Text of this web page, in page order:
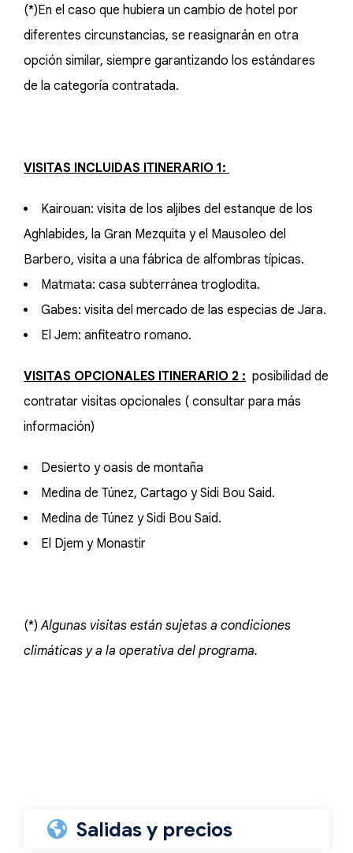
(*)En el caso que hubiera un cambio de hotel por
diferentes circunstancias, se reasignarán en otra
opción similar, siempre garantizando los estándares
de la categoría contratada.
VISITAS INCLUIDAS ITINERARIO 1:
Kairouan: visita de los aljibes del estanque de los
Aghlabides, la Gran Mezquita y el Mausoleo del
Barbero, visita a una fábrica de alfombras típicas.
Matmata: casa subterránea troglodita.
Gabes: visita del mercado de las especias de Jara.
El Jem: anfiteatro romano.
VISITAS OPCIONALES ITINERARIO 2 : posibilidad de
contratar visitas opcionales ( consultar para más
información)
Desierto y oasis de montaña
Medina de Túnez, Cartago y Sidi Bou Said.
Medina de Túnez y Sidi Bou Said.
El Djem y Monastir
(*)Algunas visitas están sujetas a condiciones
climáticas y a la operativa del programa.
Salidas y precios